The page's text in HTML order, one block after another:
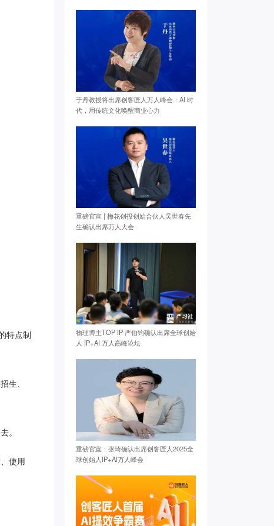
特点制
生、
。
使用
于丹教授将出席创客匠人万人峰会：AI 时
代，用传统文化唤醒商业心力
重磅官宣 | 梅花创投创始合伙人吴世春先
生确认出席万人大会
物理博主TOP IP 严伯钧确认出席全球创始
人 IP+AI 万人高峰论坛
重磅官宣：张琦确认出席创客匠人2025全
球创始人IP+AI万人峰会